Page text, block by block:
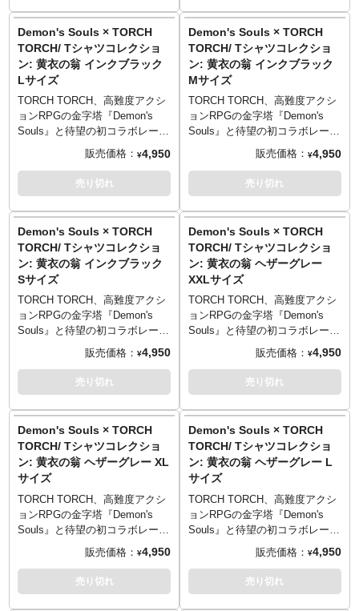
■重量: 約12kg
■素材: ポリストーン（一部に別
素材を使用）
■注記
転倒防止のため必ず台座を使用
写真は製品サンプルです。実際
の商品とは異なる場合がありま
す。
使用のモニターにより実際の色
と違って見える場合がありま
■版権表記: ©2023 Sony
Interactive Entertainment Inc.
Demon's Souls is a trademark of
Sony Interactive Inc.
"Playstation Family Mark" is a
Interactive Entertainment Inc.
■ご予約いただいた時点で、商品
代金のうち「\40,000」を内金と
してお支払いをお願いします
（内金確認をもってご予約受付
とさせていただきます）。
■残りの商品代金につきましては
入荷後に支払いいただきます。
■スマートフォンでご予約の場合
メールをお送りします。
■商品入荷のご案内後に通常どお
り配送指示をお願いします。
品・キャンセルは一切受付でき
ません。
■シリーズ名: アルティメットプ
レミアムマスターライン
■サイズ: 全高約59cm/全幅約
60cm/奥行約82cm
■重量: 約26.3kg
■素材: ポリストーン（一部に別
素材を使用）
転倒防止のため必ず台座を使用
してください。
の商品とは異なる場合がありま
す。
使用のモニターにより実際の色
と違って見える場合がありま
す。
■版権表記: ©2023 Sony
Interactive Entertainment Inc.
Demon's Souls is a trademark of
Sony Interactive Inc.
"Playstation Family Mark" is a
registered trademark of Sony
Interactive Entertainment Inc.
■残りの商品代金につきましては
入荷後に支払いいただきます。
■スマートフォンでご予約の場合
はご予約後に別途内金のご案内
メールをお送りします。
■商品入荷のご案内後に通常どお
り配送指示をお願いします。
■お客様都合による本商品の返
■シリーズ名: アルティメットプ
レミアムマスターライン
60cm/奥行約82cm
■重量: 約26.3kg
■素材: ポリストーン（一部に別
素材を使用）
■注記
転倒防止のため必ず台座を使用
してください。
写真は製品サンプルです。実際
の商品とは異なる場合がありま
使用のモニターにより実際の色
と違って見える場合がありま
■版権表記: ©2023 Sony
Interactive Entertainment Inc.
Demon's Souls is a trademark of
Sony Interactive Inc.
registered trademark of Sony
Interactive Entertainment Inc.
する可動支柱付きのfigma専用台
座を用意。盾は専用の固定パー
ツを使用して背負うことが可能
です。
体とはうらはらに、ポップに着
こなしやすいアパレルに仕上が
りました。顔料を生地に浸透さ
せた、古着的な味わいのプリン
トがこなれ感満点。頭上に浮か
ぶ“浮遊するソウルの矢”がポップ
なアクセントになっています。
中のユニークな要素「ソウル傾
向」をモチーフにした刺繍が。
「白」「黒」の2種のどちらが付
す。遊び心あるギミックをお楽
しみください。
■デザイン: 原田隼、だしこ
■カラー: バニラホワイト、ヘザ
ーグレー、インクブラック
■マテリアル: 綿100% 5.6oz ヘ
ビーウェイトボディ
※ヘザーグレーのみ、ポリエス
PRINTED IN AICHI
■サイズ（着丈／身幅／肩幅／袖
丈）
Sサイズ （65cm／49cm／42cm
／19cm）
Mサイズ （69cm／52cm／46cm
／20cm）
Lサイズ （73cm／55cm／50cm
／22cm）
54cm／24cm）
XXLサイズ （81cm／63cm／
57cm／25cm）
体とはうらはらに、ポップに着
こなしやすいアパレルに仕上が
りました。顔料を生地に浸透さ
せた、古着的な味わいのプリン
トがこなれ感満点。頭上に浮か
ぶ“浮遊するソウルの矢”がポップ
なアクセントになっています。
中のユニークな要素「ソウル傾
向」をモチーフにした刺繍が。
「白」「黒」の2種のどちらが付
す。遊び心あるギミックをお楽
しみください。
■デザイン: 原田隼、だしこ
■カラー: バニラホワイト、ヘザ
ーグレー、インクブラック
■マテリアル: 綿100% 5.6oz ヘ
ビーウェイトボディ
※ヘザーグレーのみ、ポリエス
PRINTED IN AICHI
■サイズ（着丈／身幅／肩幅／袖
丈）
Sサイズ （65cm／49cm／42cm
／19cm）
Mサイズ （69cm／52cm／46cm
／20cm）
Lサイズ （73cm／55cm／50cm
／22cm）
54cm／24cm）
XXLサイズ （81cm／63cm／
57cm／25cm）
Demon's Souls × TORCH
TORCH/ Tシャツコレクショ
ン: 黄衣の翁 インクブラック
Lサイズ
TORCH TORCH、高難度アクシ
ョンRPGの金字塔『Demon's
Souls』と待望の初コラボレーシ
ョンが決定！人気キャラクター
をモチーフにしたTシャツ5型が
「塔のラトリア」最終ステージ
体とはうらはらに、ポップに着
こなしやすいアパレルに仕上が
りました。顔料を生地に浸透さ
せた、古着的な味わいのプリン
トがこなれ感満点。頭上に浮か
ぶ“浮遊するソウルの矢”がポップ
なアクセントになっています。
中のユニークな要素「ソウル傾
向」をモチーフにした刺繍が。
「白」「黒」の2種のどちらが付
す。遊び心あるギミックをお楽
しみください。
■デザイン: 原田隼、だしこ
■カラー: バニラホワイト、ヘザ
ーグレー、インクブラック
■マテリアル: 綿100% 5.6oz ヘ
ビーウェイトボディ
※ヘザーグレーのみ、ポリエス
PRINTED IN AICHI
販売価格： ¥4,950
売り切れ
Demon's Souls × TORCH
TORCH/ Tシャツコレクショ
ン: 黄衣の翁 インクブラック
Mサイズ
TORCH TORCH、高難度アクシ
ョンRPGの金字塔『Demon's
Souls』と待望の初コラボレーシ
ョンが決定！人気キャラクター
をモチーフにしたTシャツ5型が
「塔のラトリア」最終ステージ
体とはうらはらに、ポップに着
こなしやすいアパレルに仕上が
りました。顔料を生地に浸透さ
せた、古着的な味わいのプリン
トがこなれ感満点。頭上に浮か
ぶ“浮遊するソウルの矢”がポップ
なアクセントになっています。
中のユニークな要素「ソウル傾
向」をモチーフにした刺繍が。
「白」「黒」の2種のどちらが付
す。遊び心あるギミックをお楽
しみください。
■デザイン: 原田隼、だしこ
■カラー: バニラホワイト、ヘザ
ーグレー、インクブラック
■マテリアル: 綿100% 5.6oz ヘ
ビーウェイトボディ
※ヘザーグレーのみ、ポリエス
PRINTED IN AICHI
販売価格： ¥4,950
売り切れ
Demon's Souls × TORCH
TORCH/ Tシャツコレクショ
ン: 黄衣の翁 インクブラック
Sサイズ
TORCH TORCH、高難度アクシ
ョンRPGの金字塔『Demon's
Souls』と待望の初コラボレーシ
ョンが決定！人気キャラクター
をモチーフにしたTシャツ5型が
「塔のラトリア」最終ステージ
でプレイヤーを待ち受ける特殊
体とはうらはらに、ポップに着
こなしやすいアパレルに仕上が
りました。顔料を生地に浸透さ
せた、古着的な味わいのプリン
トがこなれ感満点。頭上に浮か
ぶ“浮遊するソウルの矢”がポップ
なアクセントになっています。
中のユニークな要素「ソウル傾
向」をモチーフにした刺繍が。
「白」「黒」の2種のどちらが付
販売価格： ¥4,950
売り切れ
Demon's Souls × TORCH
TORCH/ Tシャツコレクショ
ン: 黄衣の翁 ヘザーグレー
XXLサイズ
TORCH TORCH、高難度アクシ
ョンRPGの金字塔『Demon's
Souls』と待望の初コラボレーシ
ョンが決定！人気キャラクター
をモチーフにしたTシャツ5型が
「塔のラトリア」最終ステージ
でプレイヤーを待ち受ける特殊
体とはうらはらに、ポップに着
こなしやすいアパレルに仕上が
りました。顔料を生地に浸透さ
せた、古着的な味わいのプリン
トがこなれ感満点。頭上に浮か
ぶ“浮遊するソウルの矢”がポップ
なアクセントになっています。
中のユニークな要素「ソウル傾
向」をモチーフにした刺繍が。
「白」「黒」の2種のどちらが付
販売価格： ¥4,950
売り切れ
Demon's Souls × TORCH
TORCH/ Tシャツコレクショ
ン: 黄衣の翁 ヘザーグレー XL
サイズ
TORCH TORCH、高難度アクシ
ョンRPGの金字塔『Demon's
Souls』と待望の初コラボレーシ
ョンが決定！人気キャラクター
をモチーフにしたTシャツ5型が
「塔のラトリア」最終ステージ
販売価格： ¥4,950
売り切れ
Demon's Souls × TORCH
TORCH/ Tシャツコレクショ
ン: 黄衣の翁 ヘザーグレー L
サイズ
TORCH TORCH、高難度アクシ
ョンRPGの金字塔『Demon's
Souls』と待望の初コラボレーシ
ョンが決定！人気キャラクター
をモチーフにしたTシャツ5型が
「塔のラトリア」最終ステージ
販売価格： ¥4,950
売り切れ